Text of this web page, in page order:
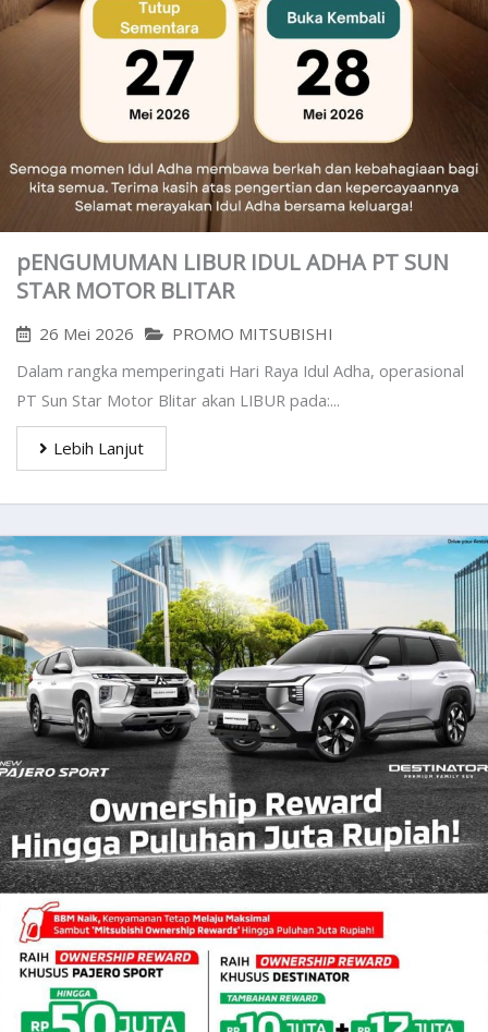
pENGUMUMAN LIBUR IDUL ADHA PT SUN
STAR MOTOR BLITAR
26 Mei 2026
PROMO MITSUBISHI
Dalam rangka memperingati Hari Raya Idul Adha, operasional
PT Sun Star Motor Blitar akan LIBUR pada:...
Lebih Lanjut